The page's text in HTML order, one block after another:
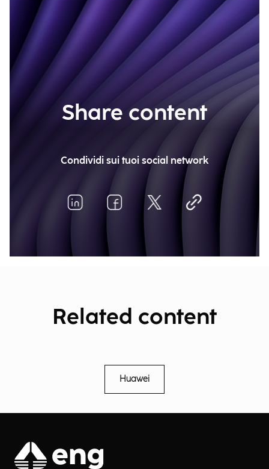
Share content
Condividi sui tuoi social network
Related content
Huawei